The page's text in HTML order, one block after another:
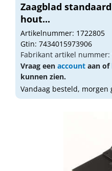
Zaagblad
hout...
Artikelnummer: 1722805
Gtin: 7434015973906
Fabrikant artikel nummer:
Vraag een account aan of
kunnen zien.
Vandaag besteld, morgen